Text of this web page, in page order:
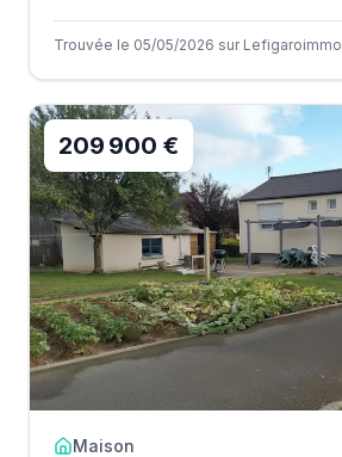
Trouvée le 05/05/2026 sur Lefigaroimmo
209 900 €
Maison